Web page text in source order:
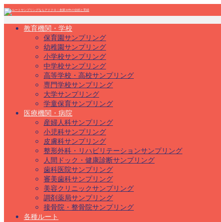
教育機関・学校
保育園サンプリング
幼稚園サンプリング
小学校サンプリング
中学校サンプリング
高等学校・高校サンプリング
専門学校サンプリング
大学サンプリング
学童保育サンプリング
医療機関・病院
産婦人科サンプリング
小児科サンプリング
皮膚科サンプリング
整形外科・リハビリテーションサンプリング
人間ドック・健康診断サンプリング
歯科医院サンプリング
審美歯科サンプリング
美容クリニックサンプリング
調剤薬局サンプリング
接骨院・整骨院サンプリング
各種ルート